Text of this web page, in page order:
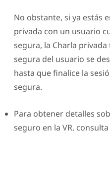
No obstante, si ya estás
privada con un usuario
segura, la Charla privada
segura del usuario se
hasta que finalice la
segura.
Para obtener detalles
seguro en la VR, consulta